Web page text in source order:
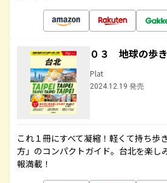
０３ 地球の歩
Plat
2024.12.19 発売
これ１冊にすべて凝縮！軽くて持ち歩
方」のコンパクトガイド。台北を楽し
報満載！